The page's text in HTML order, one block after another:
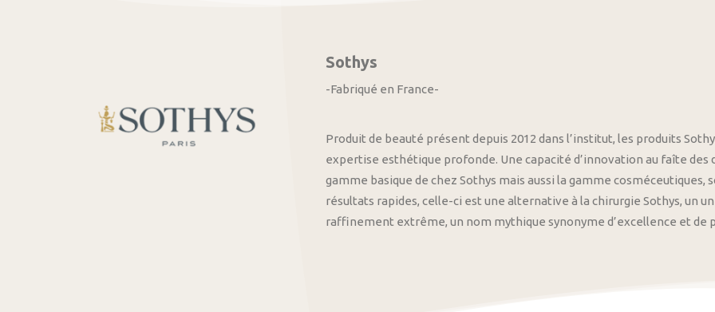
Sothys
-Fabriqué en France-
Produit de beauté présent depuis 2012 dans l’institut, les produits
expertise esthétique profonde. Une capacité d’innovation au faîte
gamme basique de chez Sothys mais aussi la gamme
résultats rapides, celle-ci est une alternative à la chirurgie Sothys, un
raffinement extrême, un nom mythique synonyme d’excellence et de